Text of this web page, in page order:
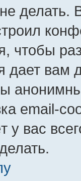
делать.
чтобы
дает вам
email-
у вас